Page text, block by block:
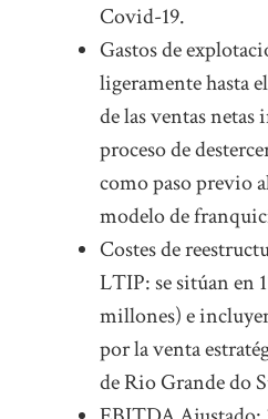
Covid-19.
Gastos de
ligeramente hasta
de las ventas
proceso de
como paso previo
modelo de
Costes de
LTIP: se sitúan en
millones) e
por la venta
de Rio Grande do